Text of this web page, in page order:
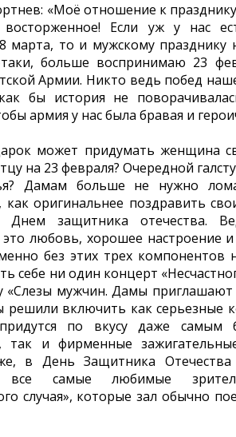
«Моё отношение к
Если уж у нас
марта, то и мужскому празднику
больше воспринимаю 23
Армии. Никто ведь побед
бы история не
армия у нас была бравая и
может придумать женщина
на 23 февраля? Очередной
Дамам больше не нужно
как оригинальнее поздравить
Днем защитника отечества.
любовь, хорошее настроение и
без этих трех компонентов
себе ни один концерт
«Слезы мужчин. Дамы приглашают
решили включить как серьезные
по вкусу даже самым
так и фирменные
в День Защитника Отечества
все самые любимые
случая», которые зал обычно